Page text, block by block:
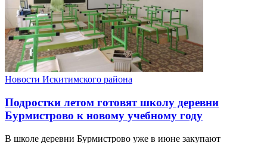
Новости Искитимского района
Подростки летом готовят школу деревни
Бурмистрово к новому учебному году
В школе деревни Бурмистрово уже в июне закупают